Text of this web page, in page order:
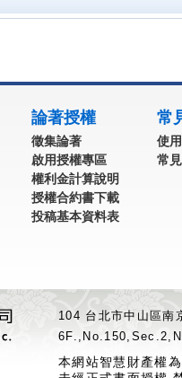
論著授權
徵集論著
啟用授權專區
權利金計算說明
授權合約書下載
投稿基本資料表
常
使
常
104 台北市中山區
本網站智慧財產權